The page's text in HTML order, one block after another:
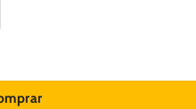
cantidad